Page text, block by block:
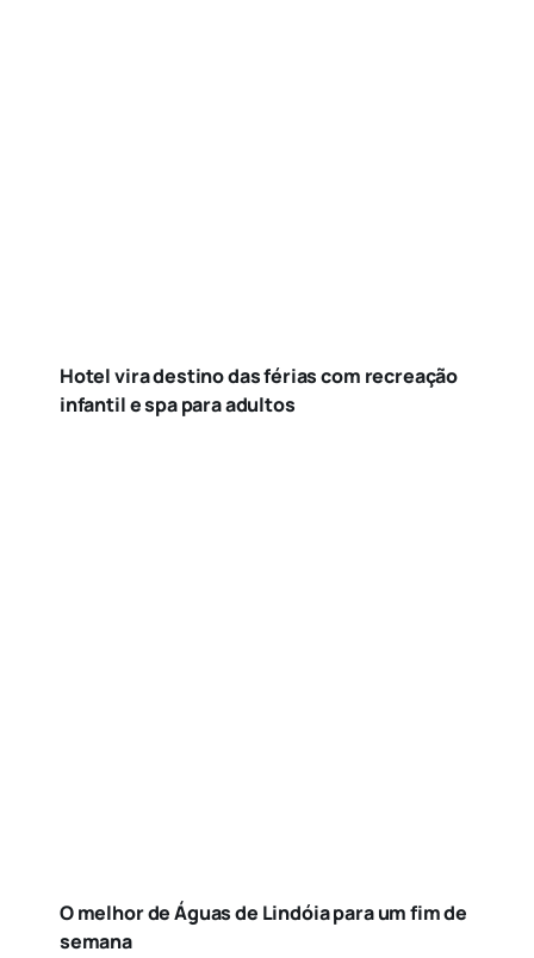
Hotel vira destino das férias com recreação
infantil e spa para adultos
O melhor de Águas de Lindóia para um fim de
semana